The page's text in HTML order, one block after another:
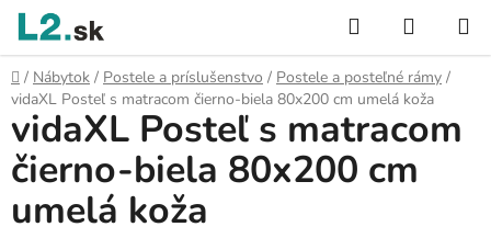
Prejsť
obsah
Hľadať
KOŠÍK
Domov
/ Nábytok / Postele a príslušenstvo / Postele a posteľné rámy /
vidaXL Posteľ s matracom čierno-biela 80x200 cm umelá koža
vidaXL Posteľ s matracom
čierno-biela 80x200 cm
umelá koža